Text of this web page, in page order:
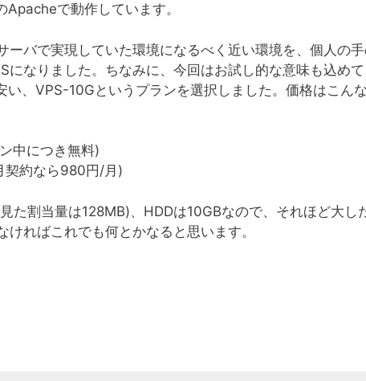
Apacheで動作しています。
ーバで実現していた環境になるべく近い環境を、個人の
になりました。ちなみに、今回はお試し的な意味も込め
、VPS-10Gというプランを選択しました。価格はこん
中につき無料)
契約なら980円/月)
た割当量は128MB)、HDDは10GBなので、それほど大し
ればこれでも何とかなると思います。